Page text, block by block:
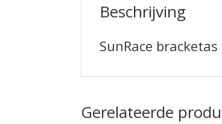
Beschrijving
SunRace
Gerelateerde